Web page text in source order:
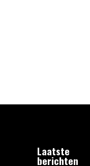
Laatste
berichten